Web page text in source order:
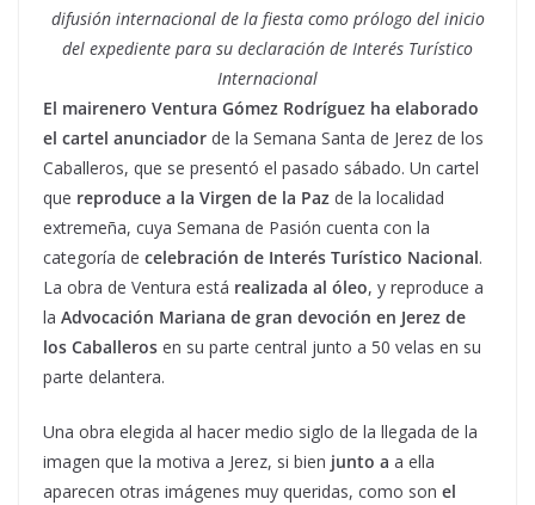
difusión internacional de la fiesta como prólogo del inicio
del expediente para su declaración de Interés Turístico
Internacional
El mairenero Ventura Gómez Rodríguez ha elaborado
el cartel anunciador de la Semana Santa de Jerez de los
Caballeros, que se presentó el pasado sábado. Un cartel
que reproduce a la Virgen de la Paz de la localidad
extremeña, cuya Semana de Pasión cuenta con la
categoría de celebración de Interés Turístico Nacional.
La obra de Ventura está realizada al óleo, y reproduce a
la Advocación Mariana de gran devoción en Jerez de
los Caballeros en su parte central junto a 50 velas en su
parte delantera.
Una obra elegida al hacer medio siglo de la llegada de la
imagen que la motiva a Jerez, si bien junto a a ella
aparecen otras imágenes muy queridas, como son el